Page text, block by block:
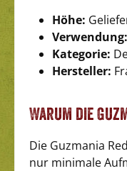
Höhe:
Verwendung:
Kategorie:
Hersteller:
Warum die
Die Guzmania
nur minimale